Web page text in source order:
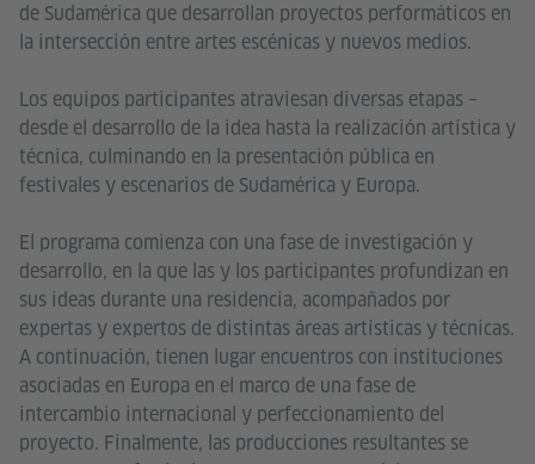
de Sudamérica que desarrollan proyectos performáticos en
la intersección entre artes escénicas y nuevos medios.
Los equipos participantes atraviesan diversas etapas –
desde el desarrollo de la idea hasta la realización artística y
técnica, culminando en la presentación pública en
festivales y escenarios de Sudamérica y Europa.
El programa comienza con una fase de investigación y
desarrollo, en la que las y los participantes profundizan en
sus ideas durante una residencia, acompañados por
expertas y expertos de distintas áreas artísticas y técnicas.
A continuación, tienen lugar encuentros con instituciones
asociadas en Europa en el marco de una fase de
intercambio internacional y perfeccionamiento del
proyecto. Finalmente, las producciones resultantes se